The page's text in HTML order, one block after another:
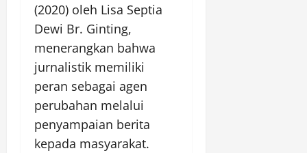
(2020) oleh Lisa Septia
Dewi Br. Ginting,
menerangkan bahwa
jurnalistik memiliki
peran sebagai agen
perubahan melalui
penyampaian berita
kepada masyarakat.